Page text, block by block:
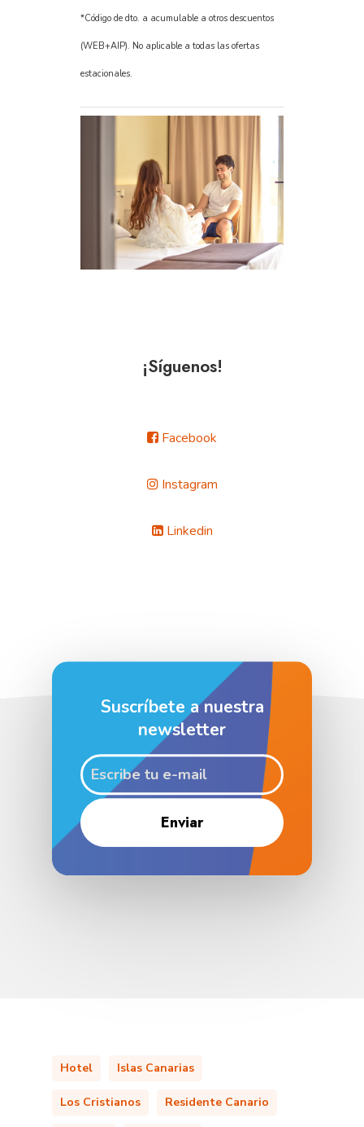
*Código de dto. a acumulable a otros descuentos
(WEB+AIP). No aplicable a todas las ofertas
estacionales.
¡Síguenos!
Facebook
Instagram
Linkedin
Suscríbete a nuestra
newsletter
Hotel Islas Canarias
Los Cristianos Residente Canario